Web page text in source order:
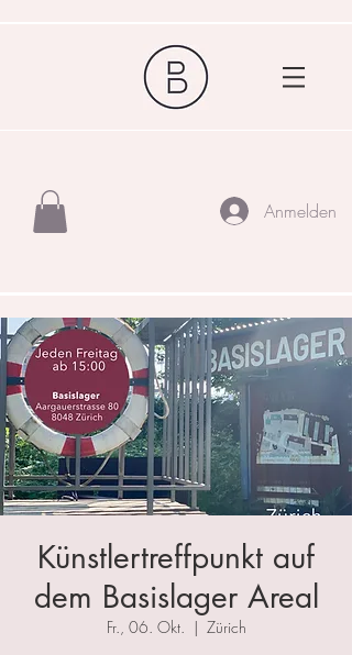
Anmelden
Künstlertreffpunkt auf
dem Basislager Areal
Fr., 06. Okt.
  |
Zürich